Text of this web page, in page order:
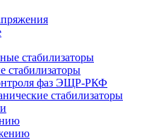
стабилизаторы
стабилизаторы
фаз ЭЩР-РКФ
стабилизаторы